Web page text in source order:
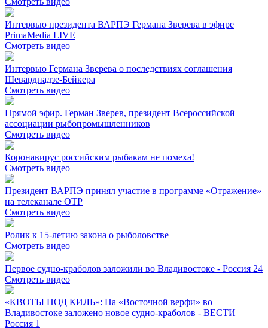
Интервью президента ВАРПЭ Германа Зверева в эфире
PrimaMedia LIVE
Смотреть видео
Интервью Германа Зверева о последствиях соглашения
Шеварднадзе-Бейкера
Смотреть видео
Прямой эфир. Герман Зверев, президент Всероссийской
ассоциации рыбопромышленников
Смотреть видео
Коронавирус российским рыбакам не помеха!
Смотреть видео
Президент ВАРПЭ принял участие в программе «Отражение»
на телеканале ОТР
Смотреть видео
Ролик к 15-летию закона о рыболовстве
Смотреть видео
Первое судно-краболов заложили во Владивостоке - Россия 24
Смотреть видео
«КВОТЫ ПОД КИЛЬ»: На «Восточной верфи» во
Владивостоке заложено новое судно-краболов - ВЕСТИ
Россия 1